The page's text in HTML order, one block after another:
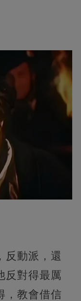
反動派，還
反對得最厲
，教會借信